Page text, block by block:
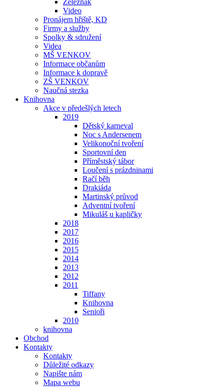
Železňák
Video
Pronájem hřiště, KD
Firmy a služby
Spolky & sdružení
Videa
MŠ VENKOV
Informace občanům
Informace k dopravě
ZŠ VENKOV
Naučná stezka
Knihovna
Akce v předešlých letech
2019
Dětský karneval
Noc s Andersenem
Velikonoční tvoření
Sportovní den
Příměstský tábor
Loučení s prázdninami
Račí běh
Drakiáda
Martinský průvod
Adventní tvoření
Mikuláš u kapličky
2018
2017
2016
2015
2014
2013
2012
2011
Tiffany
Knihovna
Senioři
2010
knihovna
Obchod
Kontakty
Kontakty
Důležité odkazy
Napište nám
Mapa webu